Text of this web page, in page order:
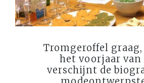
Tromgeroffel
het voorjaar van
verschijnt de